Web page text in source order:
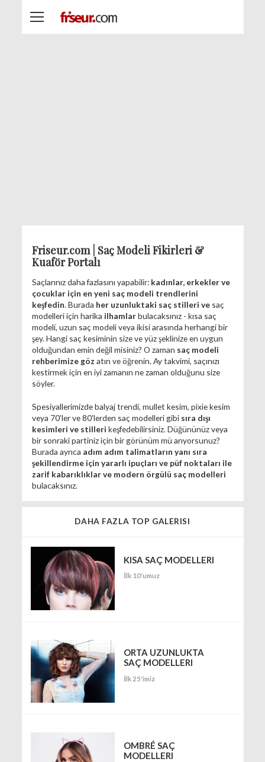
Friseur.com | Saç Modeli Fikirleri &
Kuaför Portalı
Saçlarınız daha fazlasını yapabilir: kadınlar, erkekler ve
çocuklar için en yeni saç modeli trendlerini
keşfedin. Burada her uzunluktaki saç stilleri vesaç
modelleri için harika ilhamlarbulacaksınız - kısa saç
modeli, uzun saç modeli veya ikisi arasında herhangi bir
şey. Hangi saç kesiminin size ve yüz şeklinize en uygun
olduğundan emin değil misiniz? O zaman saç modeli
rehberimize göz atın ve öğrenin. Ay takvimi, saçınızı
kestirmek için en iyi zamanın ne zaman olduğunu size
söyler.
Spesiyallerimizde balyaj trendi, mullet kesim, pixie kesim
veya 70'ler ve 80'lerden saç modelleri gibi sıra dışı
kesimleri ve stilleri keşfedebilirsiniz. Düğününüz veya
bir sonraki partiniz için bir görünüm mü arıyorsunuz?
Burada ayrıca adım adım talimatların yanı sıra
şekillendirme için yararlı ipuçları ve püf noktaları ile
zarif kabarıklıklar ve modern örgülü saç modelleri
bulacaksınız.
DAHA FAZLA TOP GALERISI
KISA SAÇ MODELLERI
İlk 10'umuz
ORTA UZUNLUKTA
SAÇ MODELLERI
İlk 25'imiz
OMBRÉ SAÇ
MODELLERI